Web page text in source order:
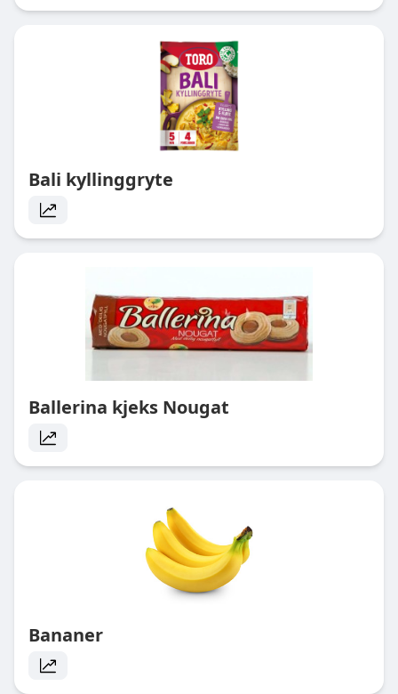
Bali kyllinggryte
Ballerina kjeks Nougat
Bananer